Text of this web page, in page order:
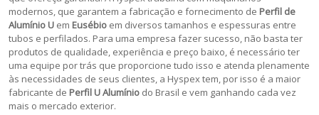
modernos, que garantem a fabricação e fornecimento de Perfil de
Alumínio U em Eusébio em diversos tamanhos e espessuras entre
tubos e perfilados. Para uma empresa fazer sucesso, não basta ter
produtos de qualidade, experiência e preço baixo, é necessário ter
uma equipe por trás que proporcione tudo isso e atenda plenamente
às necessidades de seus clientes, a Hyspex tem, por isso é a maior
fabricante de Perfil U Alumínio do Brasil e vem ganhando cada vez
mais o mercado exterior.